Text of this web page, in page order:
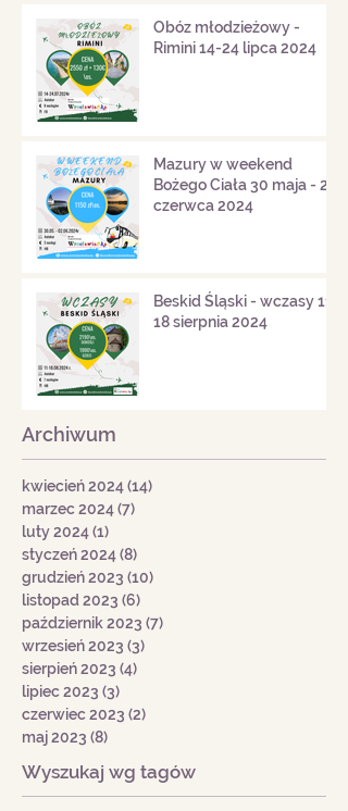
Obóz młodzieżowy -
Rimini 14-24 lipca 2024
Mazury w weekend
Bożego Ciała 30 maja - 2
czerwca 2024
Beskid Śląski - wczasy 11-
18 sierpnia 2024
Archiwum
kwiecień 2024(14)
marzec 2024(7)
luty 2024(1)
styczeń 2024(8)
grudzień 2023 (10)
listopad 2023 (6)
październik 2023 (7)
wrzesień 2023 (3)
sierpień 2023 (4)
lipiec 2023 (3)
czerwiec 2023 (2)
maj 2023 (8)
Wyszukaj wg tagów